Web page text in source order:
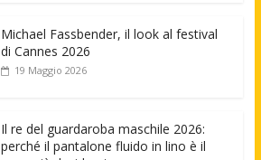
Michael Fassbender, il look al festival
di Cannes 2026
19 Maggio 2026
Il re del guardaroba maschile 2026:
perché il pantalone fluido in lino è il